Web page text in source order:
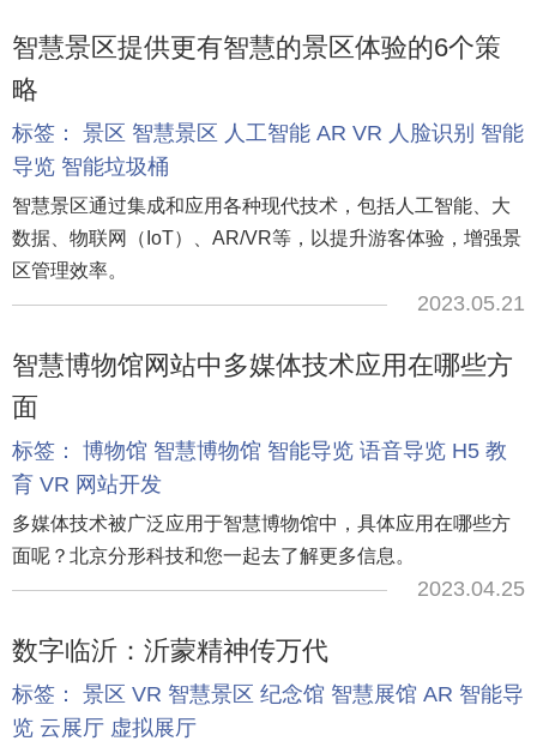
智慧景区提供更有智慧的景区体验的6个策
略
标签： 景区 智慧景区 人工智能 AR VR 人脸识别 智能
导览 智能垃圾桶
智慧景区通过集成和应用各种现代技术，包括人工智能、大
数据、物联网（IoT）、AR/VR等，以提升游客体验，增强景
区管理效率。
2023.05.21
智慧博物馆网站中多媒体技术应用在哪些方
面
标签： 博物馆 智慧博物馆 智能导览 语音导览 H5 教
育 VR 网站开发
多媒体技术被广泛应用于智慧博物馆中，具体应用在哪些方
面呢？北京分形科技和您一起去了解更多信息。
2023.04.25
数字临沂：沂蒙精神传万代
标签： 景区 VR 智慧景区 纪念馆 智慧展馆 AR 智能导
览 云展厅 虚拟展厅